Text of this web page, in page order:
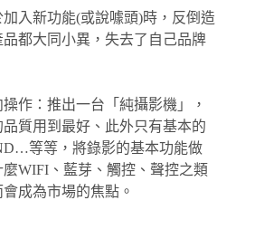
入新功能(或說噱頭)時，反倒造
都大同小異，失去了自己品牌
作：推出一台「純攝影機」，
質用到最好、此外只有基本的
等等，將錄影的基本功能做
WIFI、藍芽、觸控、聲控之類
成為市場的焦點。